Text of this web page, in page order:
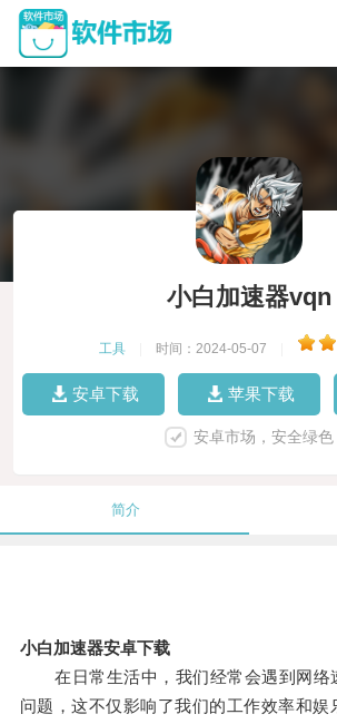
小白加速器vqn
工具 时间：2024-05-07
安卓下载 苹果下载
安卓市场，安全绿色
简介
小白加速器安卓下载
在日常生活中，我们经常会遇到网络
问题，这不仅影响了我们的工作效率和娱